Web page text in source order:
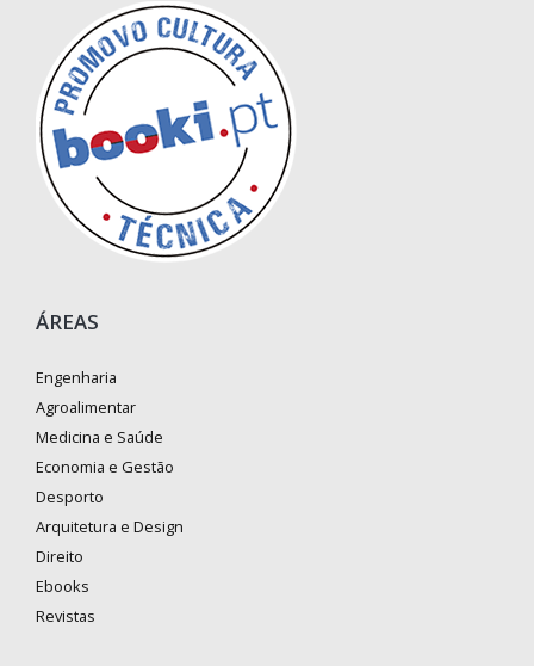
ÁREAS
Engenharia
Agroalimentar
Medicina e Saúde
Economia e Gestão
Desporto
Arquitetura e Design
Direito
Ebooks
Revistas